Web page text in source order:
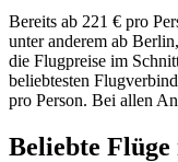
Bereits ab 221 € pro
unter anderem ab
die Flugpreise im
beliebtesten
pro Person. Bei allen
Beliebte